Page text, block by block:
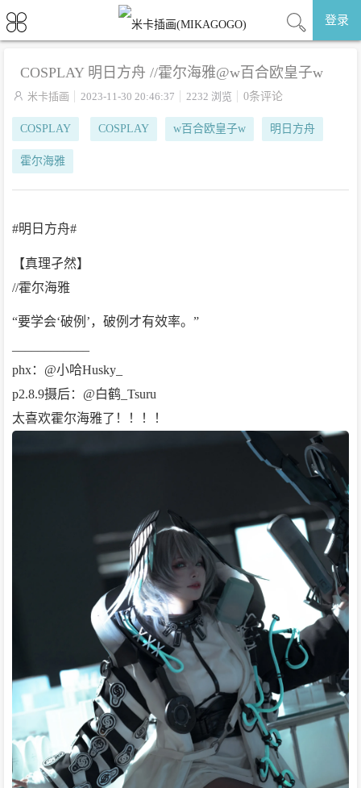
登录
COSPLAY 明日方舟 //霍尔海雅@w百合欧皇子w
 米卡插画 2023-11-30 20:46:37 2232 浏览 0条评论
COSPLAY COSPLAY w百合欧皇子w 明日方舟
霍尔海雅
#明日方舟#
【真理孑然】
//霍尔海雅
“要学会‘破例’，破例才有效率。”
phx：@小哈Husky_
p2.8.9摄后：@白鹤_Tsuru
太喜欢霍尔海雅了！！！！ ​​​